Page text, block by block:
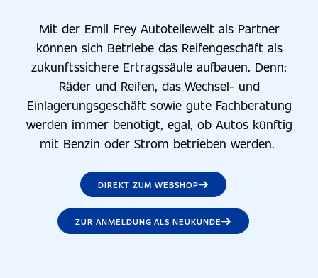
Mit der Emil Frey Autoteilewelt als Partner
können sich Betriebe das Reifengeschäft als
zukunftssichere Ertragssäule aufbauen. Denn:
Räder und Reifen, das Wechsel- und
Einlagerungsgeschäft sowie gute Fachberatung
werden immer benötigt, egal, ob Autos künftig
mit Benzin oder Strom betrieben werden.
DIREKT ZUM WEBSHOP
ZUR ANMELDUNG ALS NEUKUNDE